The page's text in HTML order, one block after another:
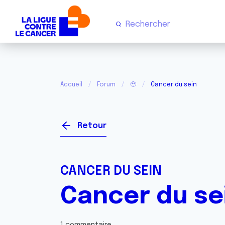
Accueil Forum 🥹 Cancer du sein
Retour
CANCER DU SEIN
Cancer du